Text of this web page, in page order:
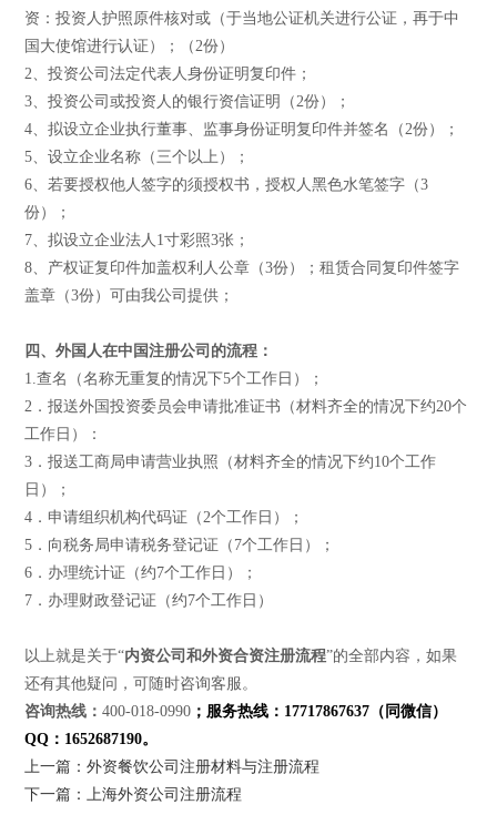
资：投资人护照原件核对或（于当地公证机关进行公证，再于中
国大使馆进行认证）；（2份）
2、投资公司法定代表人身份证明复印件；
3、投资公司或投资人的银行资信证明（2份）；
4、拟设立企业执行董事、监事身份证明复印件并签名（2份）；
5、设立企业名称（三个以上）；
6、若要授权他人签字的须授权书，授权人黑色水笔签字（3
份）；
7、拟设立企业法人1寸彩照3张；
8、产权证复印件加盖权利人公章（3份）；租赁合同复印件签字
盖章（3份）可由我公司提供；
四、外国人在中国注册公司的流程：
1.查名（名称无重复的情况下5个工作日）；
2．报送外国投资委员会申请批准证书（材料齐全的情况下约20个
工作日）：
3．报送工商局申请营业执照（材料齐全的情况下约10个工作
日）；
4．申请组织机构代码证（2个工作日）；
5．向税务局申请税务登记证（7个工作日）；
6．办理统计证（约7个工作日）；
7．办理财政登记证（约7个工作日）
以上就是关于“内资公司和外资合资注册流程”的全部内容，如果
还有其他疑问，可随时咨询客服。
咨询热线：400-018-0990 ；服务热线：17717867637（同微信）
QQ：1652687190。
上一篇：外资餐饮公司注册材料与注册流程
下一篇：上海外资公司注册流程